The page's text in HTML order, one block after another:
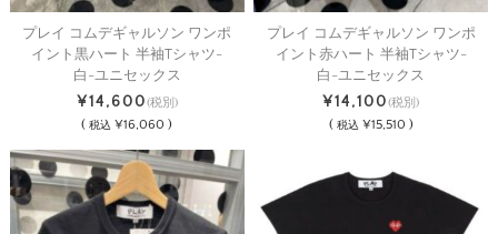
プレイ コムデギャルソン ワンポ
イント黒ハート 半袖Tシャツ-
白-ユニセックス
¥14,600(税別)
(税込 ¥16,060 )
プレイ コムデギャルソン ワンポ
イント赤ハート 半袖Tシャツ-
白-ユニセックス
¥14,100(税別)
( 税込 ¥15,510 )